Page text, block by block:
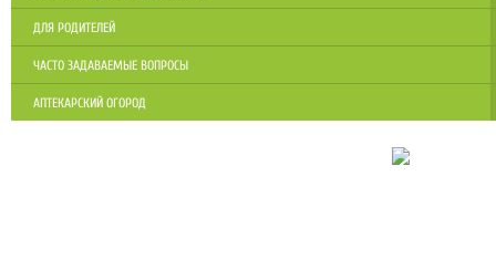
ДЛЯ РОДИТЕЛЕЙ
ЧАСТО ЗАДАВАЕМЫЕ ВОПРОСЫ
АПТЕКАРСКИЙ ОГОРОД